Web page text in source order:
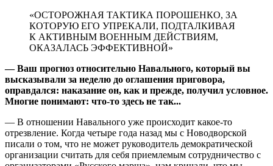
«ОСТОРОЖНАЯ ТАКТИКА ПОРОШЕНКО, ЗА
КОТОРУЮ ЕГО УПРЕКАЛИ, ПОДТАЛКИВАЯ
К АКТИВНЫМ ВОЕННЫМ ДЕЙСТВИЯМ,
ОКАЗАЛАСЬ ЭФФЕКТИВНОЙ»
— Ваш прогноз относительно Нава­ль­ного, который вы
высказывали за неделю до оглашения приговора,
оправдался: наказание он, как и прежде, получил условное.
Многие понимают: что-то здесь не так...
— В отношении Навального уже происходит какое-то
отрезвление. Когда четыре года назад мы с Новодворской
писали о том, что не может руководитель демократической
организации считать для себя приемлемым сотрудничество с